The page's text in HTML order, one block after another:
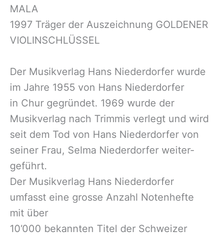
MALA
1997 Träger der Auszeichnung GOLDENER
VIOLINSCHLÜSSEL
Der Musikverlag Hans Niederdorfer wurde
im Jahre 1955 von Hans Niederdorfer
in Chur gegründet. 1969 wurde der
Musikverlag nach Trimmis verlegt und wird
seit dem Tod von Hans Niederdorfer von
seiner Frau, Selma Niederdorfer weiter-
geführt.
Der Musikverlag Hans Niederdorfer
umfasst eine grosse Anzahl Notenhefte
mit über
10’000 bekannten Titel der Schweizer